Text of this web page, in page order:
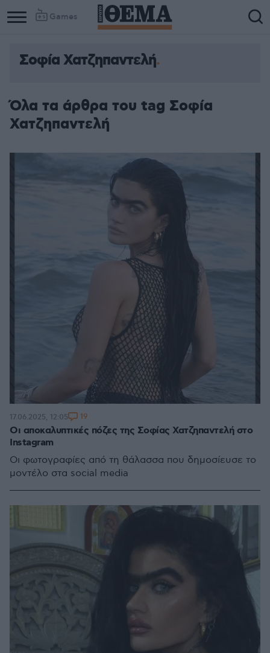
Games
Σοφία Χατζηπαντελή
Όλα τα άρθρα του tag Σοφία
Χατζηπαντελή
Οι αποκαλυπτικές πόζες της Σοφίας Χατζηπαντελή στο
Instagram
Οι φωτογραφίες από τη θάλασσα που δημοσίευσε το
μοντέλο στα social media
17.06.2025, 12:05 19